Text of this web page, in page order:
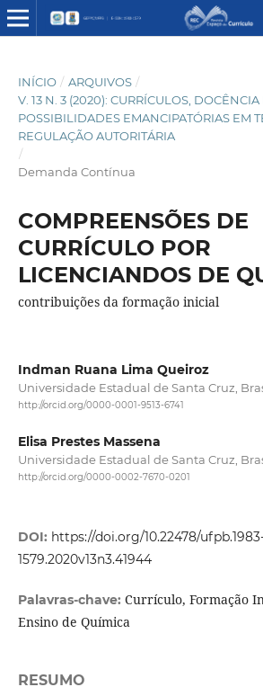
INÍCIO / ARQUIVOS /
V. 13 N. 3 (2020): CURRÍCULOS,
POSSIBILIDADES EMANCIPATÓRIAS EM
REGULAÇÃO AUTORITÁRIA
/
Demanda Contínua
COMPREENSÕES DE
CURRÍCULO POR
LICENCIANDOS DE
contribuições da formação inicial
Indman Ruana Lima Queiroz
Universidade Estadual de Santa Cruz,
http://orcid.org/0000-0001-9513-6741
Elisa Prestes Massena
Universidade Estadual de Santa Cruz,
http://orcid.org/0000-0002-7670-0201
DOI: https://doi.org/10.22478/
1579.2020v13n3.41944
Palavras-chave: Currículo, Formação
Ensino de Química
RESUMO